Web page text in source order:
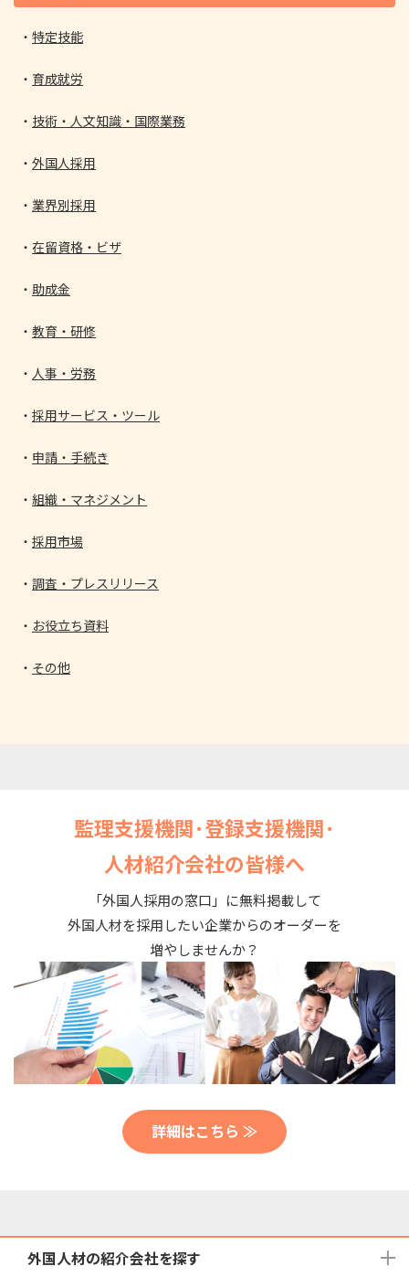
特定技能
育成就労
技術・人文知識・国際業務
外国人採用
業界別採用
在留資格・ビザ
助成金
教育・研修
人事・労務
採用サービス・ツール
申請・手続き
組織・マネジメント
採用市場
調査・プレスリリース
お役立ち資料
その他
監理支援機関･登録支援機関･
人材紹介会社の皆様へ
「外国人採用の窓口」に無料掲載して
外国人材を採用したい企業からのオーダーを
増やしませんか？
詳細はこちら ≫
外国人材の紹介会社を探す